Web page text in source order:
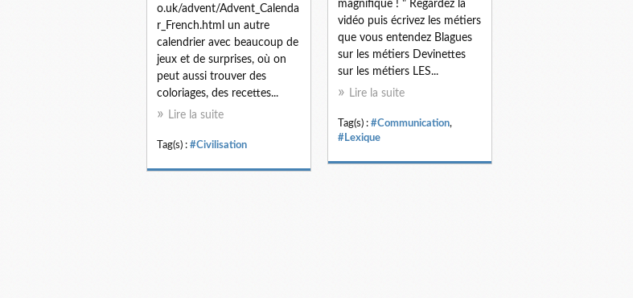
o.uk/advent/Advent_Calenda
r_French.html un autre
calendrier avec beaucoup de
jeux et de surprises, où on
peut aussi trouver des
coloriages, des recettes...
Lire la suite
Tag(s) : #Civilisation
magnifique ! " Regardez la
vidéo puis écrivez les métiers
que vous entendez Blagues
sur les métiers Devinettes
sur les métiers LES...
Lire la suite
Tag(s) : #Communication,
#Lexique